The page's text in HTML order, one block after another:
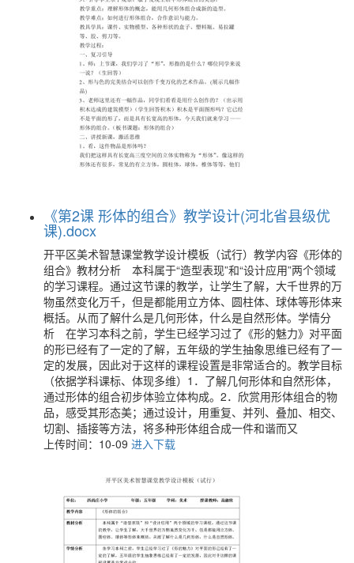
《第2课 形体的组合》教学设计(河北省县级优
课).docx
开平区美术智慧课堂教学设计模板（试行）教学内容《形体的
组合》教材分析 本科属于“造型表现”和“设计应用”两个领域
的学习课程。通过这节课的教学，让学生了解，大千世界的万
物虽然变化万千，但是都能用立方体、圆柱体、球体等形体来
概括。从而了解什么是几何形体，什么是自然形体。学情分
析 在学习本科之前，学生已经学习过了《形的魅力》对平面
的形已经有了一定的了解，五年级的学生抽象思维已经有了一
定的发展，因此对于这样的课程设置是非常适合的。教学目标
（依据学科课标、体现多维）1．了解几何形体和自然形体，
通过形体的组合初步体验立体构成。2．欣赏用形体组合的物
品，感受其形态美；通过设计，用重复、并列、叠加、相交、
切割、插接等方法，将多种形体组合成一件和谐而又
上传时间：10-09 进入下载